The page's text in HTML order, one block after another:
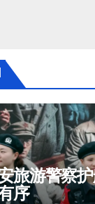
旅游警察
序